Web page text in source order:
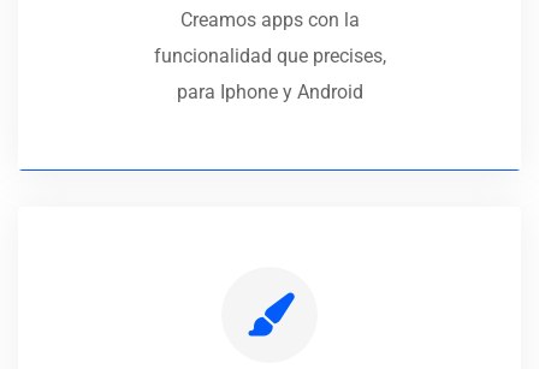
Creamos apps con la
funcionalidad que precises,
para Iphone y Android